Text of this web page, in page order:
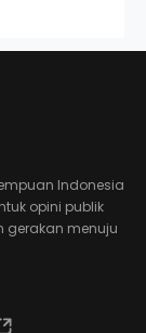
Indonesia
opini publik
gerakan menuju